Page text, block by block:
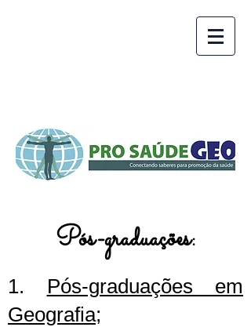
Pós-graduações:
1. Pós-graduações em
Geografia;